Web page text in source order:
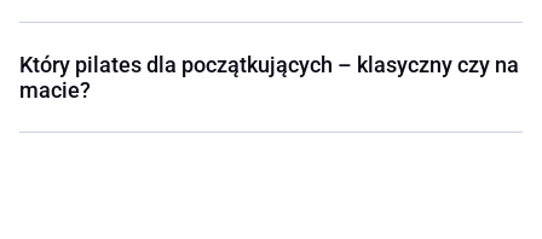
Który pilates dla początkujących – klasyczny czy na
macie?